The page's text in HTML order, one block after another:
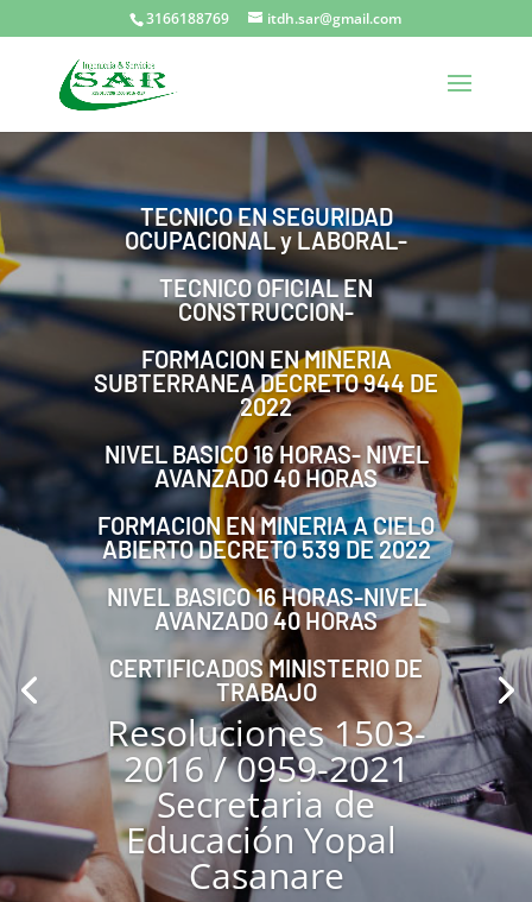
3166188769 itdh.sar@gmail.com
TECNICO EN SEGURIDAD
OCUPACIONAL y LABORAL-
TECNICO OFICIAL EN
CONSTRUCCION-
FORMACION EN MINERIA
SUBTERRANEA DECRETO 944 DE
2022
NIVEL BASICO 16 HORAS- NIVEL
AVANZADO 40 HORAS
FORMACION EN MINERIA A CIELO
ABIERTO DECRETO 539 DE 2022
NIVEL BASICO 16 HORAS-NIVEL
AVANZADO 40 HORAS
CERTIFICADOS MINISTERIO DE
TRABAJO
Resoluciones 1503-
2016 / 0959-2021
Secretaria de
Educación Yopal
Casanare